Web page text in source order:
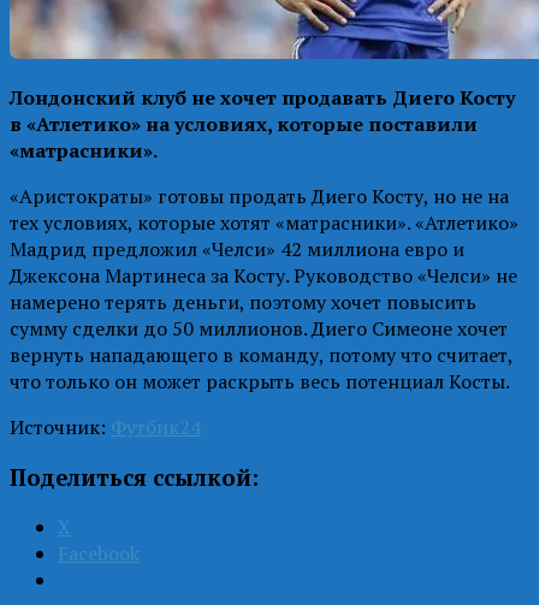
Лондонский клуб не хочет продавать Диего Косту
в «Атлетико» на условиях, которые поставили
«матрасники».
«Аристократы» готовы продать Диего Косту, но не на
тех условиях, которые хотят «матрасники». «Атлетико»
Мадрид предложил «Челси» 42 миллиона евро и
Джексона Мартинеса за Косту. Руководство «Челси» не
намерено терять деньги, поэтому хочет повысить
сумму сделки до 50 миллионов. Диего Симеоне хочет
вернуть нападающего в команду, потому что считает,
что только он может раскрыть весь потенциал Косты.
Источник: Футбик24
Поделиться ссылкой:
X
Facebook